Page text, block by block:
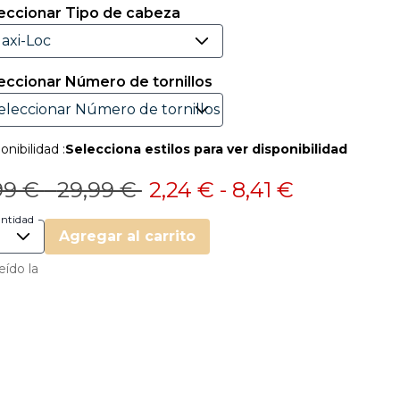
Tipo de cabeza
Número de tornillos
:Selecciona estilos para ver disponibilidad
reducido de
€a
-Precio reducido de
29,99 €a2,24 € - 8,41 €
Agregar al carrito
la